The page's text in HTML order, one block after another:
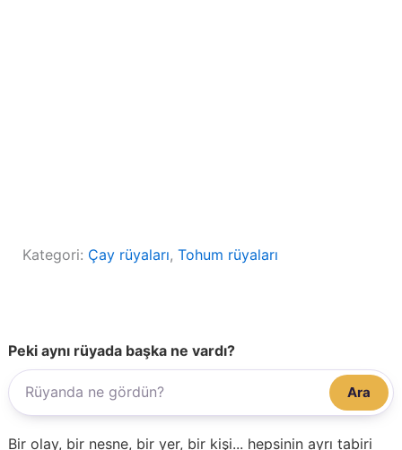
Kategori: Çay rüyaları, Tohum rüyaları
Peki aynı rüyada başka ne vardı?
Ara
Bir olay, bir nesne, bir yer, bir kişi... hepsinin ayrı tabiri